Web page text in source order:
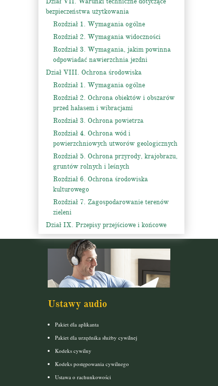
bezpieczeństwa użytkowania
Rozdział 1. Wymagania ogólne
Rozdział 2. Wymagania widoczności
Rozdział 3. Wymagania, jakim powinna
odpowiadać nawierzchnia jezdni
Dział VIII. Ochrona środowiska
Rozdział 1. Wymagania ogólne
Rozdział 2. Ochrona obiektów i obszarów
przed hałasem i wibracjami
Rozdział 3. Ochrona powietrza
Rozdział 4. Ochrona wód i
powierzchniowych utworów geologicznych
Rozdział 5. Ochrona przyrody, krajobrazu,
gruntów rolnych i leśnych
Rozdział 6. Ochrona środowiska
kulturowego
Rozdział 7. Zagospodarowanie terenów
zieleni
Dział IX. Przepisy przejściowe i końcowe
Ustawy audio
Pakiet dla aplikanta
Pakiet dla urzędnika służby cywilnej
Kodeks cywilny
Kodeks postępowania cywilnego
Ustawa o rachunkowości